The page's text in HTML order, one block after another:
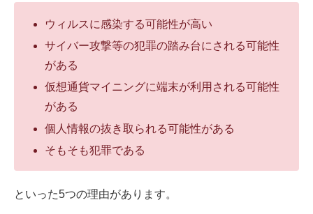
ウィルスに感染する可能性が高い
サイバー攻撃等の犯罪の踏み台にされる可能性
がある
仮想通貨マイニングに端末が利用される可能性
がある
個人情報の抜き取られる可能性がある
そもそも犯罪である
といった5つの理由があります。